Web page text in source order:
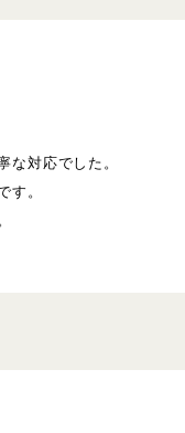
な対応でした。
す。